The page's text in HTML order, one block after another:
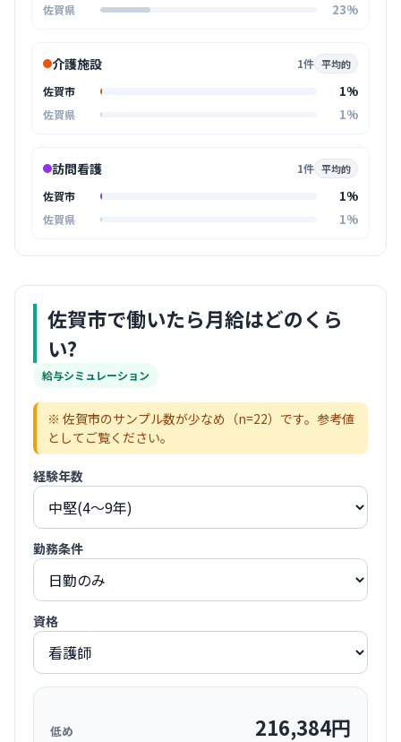
佐賀県 23%
介護施設 1件 平均的
佐賀市 1%
佐賀県 1%
訪問看護 1件 平均的
佐賀市 1%
佐賀県 1%
佐賀市で働いたら月給はどのくら
い?
給与シミュレーション
※ 佐賀市のサンプル数が少なめ（n=22）です。参考値
としてご覧ください。
経験年数
勤務条件
資格
低め 216,384円